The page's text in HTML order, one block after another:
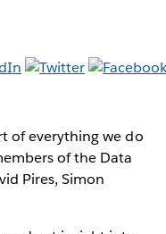
of everything we do
of the Data
Pires, Simon